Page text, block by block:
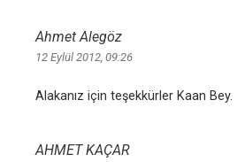
Ahmet Alegöz
12 Eylül 2012, 09:26
Alakanız için teşekkürler Kaan Bey.
AHMET KAÇAR